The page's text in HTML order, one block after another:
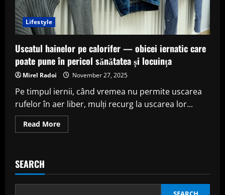
Lifestyle
Uscatul hainelor pe calorifer — obicei iernatic care
poate pune în pericol sănătatea și locuința
Mirel Radoi November 27, 2025
Pe timpul iernii, când vremea nu permite uscarea
rufelor în aer liber, mulți recurg la uscarea lor...
Read MoreRead
more
—
iernatic
SEARCH